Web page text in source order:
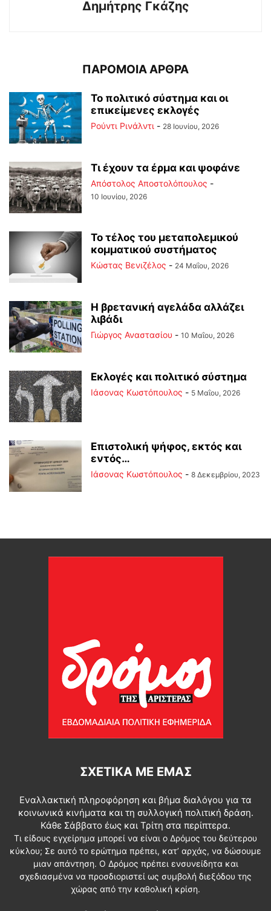
Δημήτρης Γκάζης
ΠΑΡΟΜΟΙΑ ΑΡΘΡΑ
Το πολιτικό σύστημα και οι
επικείμενες εκλογές
Ρούντι Ρινάλντι - 28 Ιουνίου, 2026
Τι έχουν τα έρμα και ψοφάνε
Απόστολος Αποστολόπουλος -
10 Ιουνίου, 2026
Το τέλος του μεταπολεμικού
κομματικού συστήματος
Κώστας Βενιζέλος - 24 Μαΐου, 2026
Η βρετανική αγελάδα αλλάζει
λιβάδι
Γιώργος Αναστασίου - 10 Μαΐου, 2026
Εκλογές και πολιτικό σύστημα
Ιάσονας Κωστόπουλος - 5 Μαΐου, 2026
Επιστολική ψήφος, εκτός και
εντός…
Ιάσονας Κωστόπουλος - 8 Δεκεμβρίου, 2023
ΣΧΕΤΙΚΆ ΜΕ ΕΜΆΣ
Εναλλακτική πληροφόρηση και βήμα διαλόγου για τα
κοινωνικά κινήματα και τη συλλογική πολιτική δράση.
Κάθε Σάββατο έως και Τρίτη στα περίπτερα.
Τι είδους εγχείρημα μπορεί να είναι ο Δρόμος του δεύτερου
κύκλου; Σε αυτό το ερώτημα πρέπει, κατ’ αρχάς, να δώσουμε
μιαν απάντηση. Ο Δρόμος πρέπει ενσυνείδητα και
σχεδιασμένα να προσδιοριστεί ως συμβολή διεξόδου της
χώρας από την καθολική κρίση.